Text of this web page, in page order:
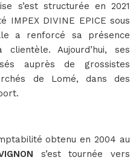
s’est structurée en 2021
DIVINE EPICE sous
a renforcé sa présence
Aujourd’hui, ses
auprès de grossistes
de Lomé, dans des
obtenu en 2004 au
s’est tournée vers